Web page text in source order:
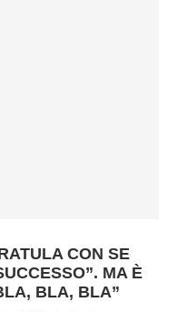
CON SE
MA È
BLA, BLA”